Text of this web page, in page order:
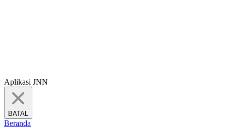
Aplikasi JNN
BATAL
Beranda